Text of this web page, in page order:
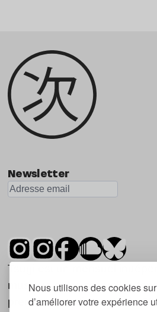
Nous utilisons des cookies
d’améliorer votre expérience
Newsletter
Tsugi est un mensuel
musique et les nouvelles
première parution date de